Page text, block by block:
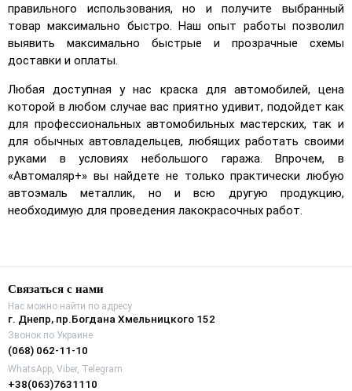
правильного использования, но и получите выбранный
товар максимально быстро. Наш опыт работы позволил
выявить максимально быстрые и прозрачные схемы
доставки и оплаты.
Любая доступная у нас краска для автомобилей, цена
которой в любом случае вас приятно удивит, подойдет как
для профессиональных автомобильных мастерских, так и
для обычных автовладельцев, любящих работать своими
руками в условиях небольшого гаража. Впрочем, в
«Автомаляр+» вы найдете не только практически любую
автоэмаль металлик, но и всю другую продукцию,
необходимую для проведения лакокрасочных работ.
Связаться с нами
Нас можно найти по адресу
г. Днепр, пр.Богдана Хмельницкого 152
Звонок по Украине
(068) 062-11-10
WhatsApp, Viber, Telegram
+38(063)7631110